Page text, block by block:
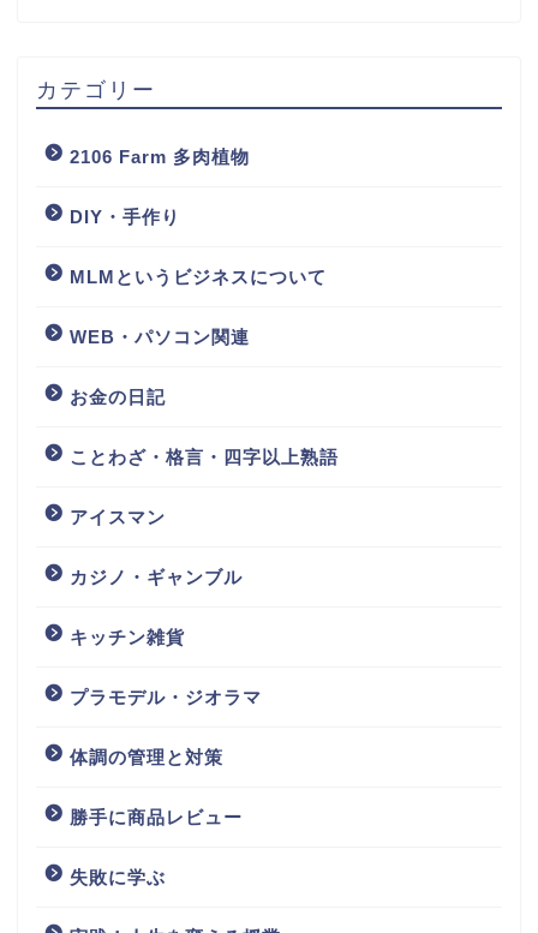
カテゴリー
2106 Farm 多肉植物
DIY・手作り
MLMというビジネスについて
WEB・パソコン関連
お金の日記
ことわざ・格言・四字以上熟語
アイスマン
カジノ・ギャンブル
キッチン雑貨
プラモデル・ジオラマ
体調の管理と対策
勝手に商品レビュー
失敗に学ぶ